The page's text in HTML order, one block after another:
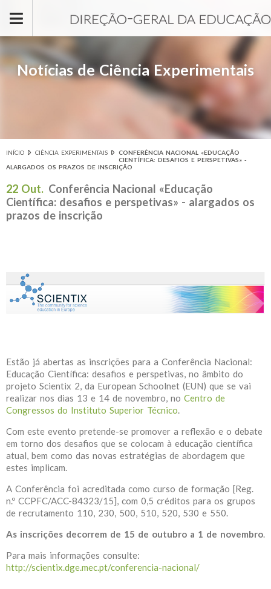
Notícias de Ciência Experimentais
Está aqui
INÍCIO CIÊNCIA EXPERIMENTAIS
CONFERÊNCIA NACIONAL «EDUCAÇÃO
CIENTÍFICA: DESAFIOS E PERSPETIVAS» -
ALARGADOS OS PRAZOS DE INSCRIÇÃO
22 Out. Conferência Nacional «Educação
Científica: desafios e perspetivas» - alargados os
prazos de inscrição
Estão já abertas as inscrições para a Conferência Nacional:
Educação Científica: desafios e perspetivas, no âmbito do
projeto Scientix 2, da European Schoolnet (EUN) que se vai
realizar nos dias 13 e 14 de novembro, no Centro de
Congressos do Instituto Superior Técnico.
Com este evento pretende-se promover a reflexão e o debate
em torno dos desafios que se colocam à educação científica
atual, bem como das novas estratégias de abordagem que
estes implicam.
A Conferência foi acreditada como curso de formação [Reg.
n.º CCPFC/ACC-84323/15], com 0,5 créditos para os grupos
de recrutamento 110, 230, 500, 510, 520, 530 e 550.
As inscrições decorrem de 15 de outubro a 1 de novembro.
Para mais informações consulte:
http://scientix.dge.mec.pt/conferencia-nacional/